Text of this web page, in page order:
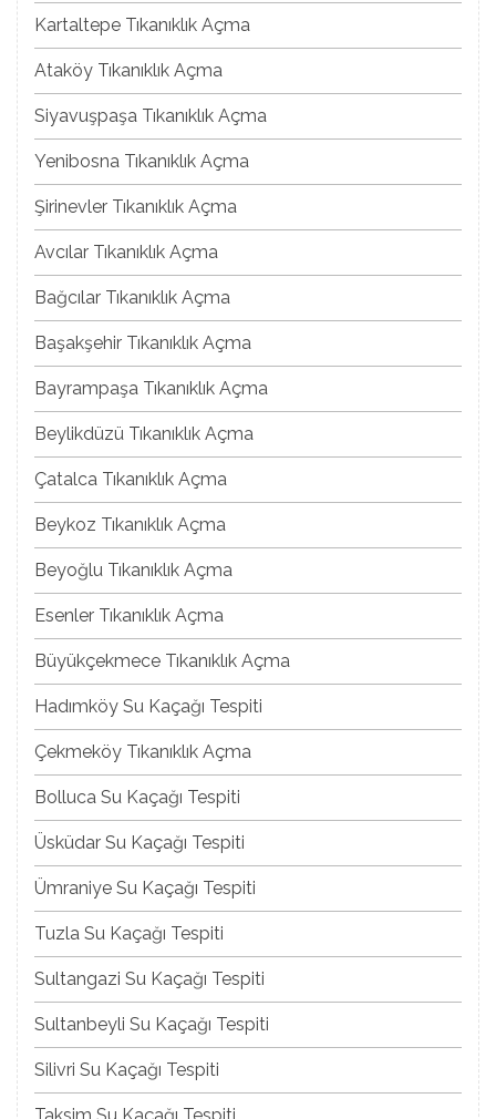
Kartaltepe Tıkanıklık Açma
Ataköy Tıkanıklık Açma
Siyavuşpaşa Tıkanıklık Açma
Yenibosna Tıkanıklık Açma
Şirinevler Tıkanıklık Açma
Avcılar Tıkanıklık Açma
Bağcılar Tıkanıklık Açma
Başakşehir Tıkanıklık Açma
Bayrampaşa Tıkanıklık Açma
Beylikdüzü Tıkanıklık Açma
Çatalca Tıkanıklık Açma
Beykoz Tıkanıklık Açma
Beyoğlu Tıkanıklık Açma
Esenler Tıkanıklık Açma
Büyükçekmece Tıkanıklık Açma
Hadımköy Su Kaçağı Tespiti
Çekmeköy Tıkanıklık Açma
Bolluca Su Kaçağı Tespiti
Üsküdar Su Kaçağı Tespiti
Ümraniye Su Kaçağı Tespiti
Tuzla Su Kaçağı Tespiti
Sultangazi Su Kaçağı Tespiti
Sultanbeyli Su Kaçağı Tespiti
Silivri Su Kaçağı Tespiti